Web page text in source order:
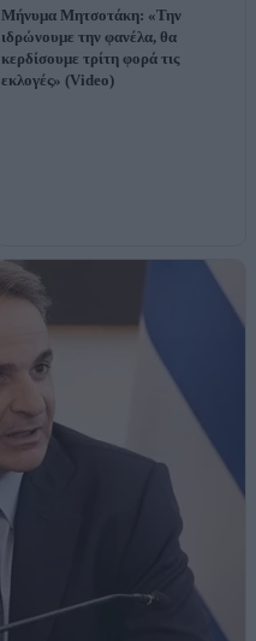
Μήνυμα Μητσοτάκη: «Την
ιδρώνουμε την φανέλα, θα
κερδίσουμε τρίτη φορά τις
εκλογές» (Video)